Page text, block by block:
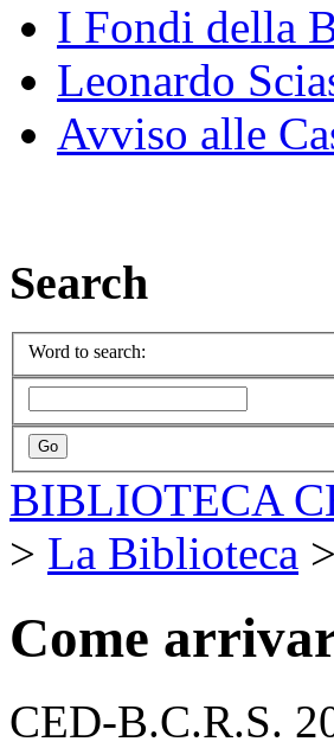
I Fondi della
Leonardo
Avviso alle
Search
Word to search:
BIBLIOTECA
> La Biblioteca >
Come
CED-B.C.R.S.